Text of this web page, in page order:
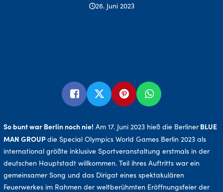
26. Juni 2023
So bunt war Berlin noch nie! Am 17. Juni 2023 hieß die BerlinerBLUE
MAN GROUPdie Special Olympics World Games Berlin 2023 als
international größte inklusive Sportveranstaltung erstmals in der
deutschen Hauptstadt willkommen. Teil ihres Auftritts war ein
gemeinsamer Song und das Dirigat eines spektakulären
Feuerwerkes im Rahmen der weltberühmten Eröffnungsfeier der